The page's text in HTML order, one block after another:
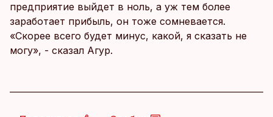
предприятие выйдет в ноль, а уж тем более
заработает прибыль, он тоже сомневается.
«Скорее всего будет минус, какой, я сказать не
могу», - сказал Агур.